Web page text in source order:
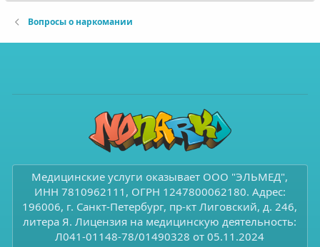
Вопросы о наркомании
Медицинские услуги оказывает ООО "ЭЛЬМЕД",
ИНН 7810962111, ОГРН 1247800062180. Адрес:
196006, г. Санкт-Петербург, пр-кт Лиговский, д. 246,
литера Я. Лицензия на медицинскую деятельность:
Л041-01148-78/01490328 от 05.11.2024